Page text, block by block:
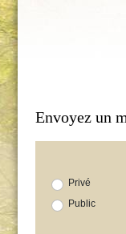
Envoyez un
Privé
Public